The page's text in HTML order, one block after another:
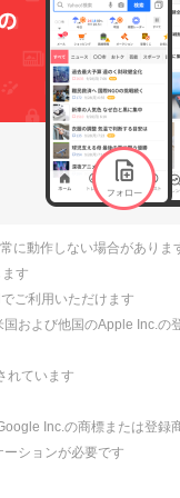
に動作しない場合がありま
す
ご利用いただけます
および他国のApple Inc.の
れています
Inc.の商標または登録
ションが必要です